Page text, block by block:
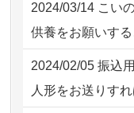
2026/07/29 12:23
2026/07/29 11:28
2026/07/18 大切
してくださ...
2026/07/15 子供
の雛人形で...
2024/03/14 こい
供養をお願いす
2024/02/05 振込
人形をお送りす